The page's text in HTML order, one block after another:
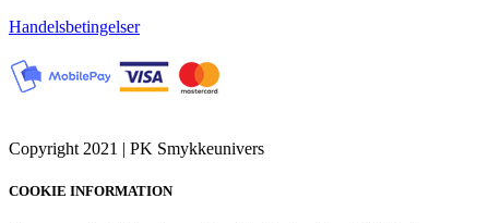
Handelsbetingelser
Copyright 2021 | PK Smykkeunivers
COOKIE INFORMATION